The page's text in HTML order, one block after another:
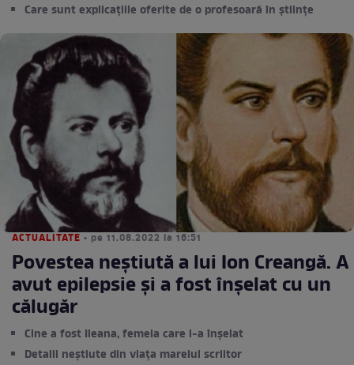
Care sunt explicațiile oferite de o profesoară în științe
ACTUALITATE • pe 11.08.2022 la 16:51
Povestea neștiută a lui Ion Creangă. A
avut epilepsie și a fost înșelat cu un
călugăr
Cine a fost Ileana, femeia care l-a înșelat
Detalii neștiute din viața marelui scriitor